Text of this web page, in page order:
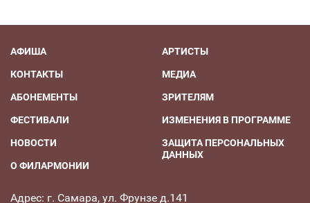
АФИША
КОНТАКТЫ
АБОНЕМЕНТЫ
ФЕСТИВАЛИ
НОВОСТИ
О ФИЛАРМОНИИ
АРТИСТЫ
МЕДИА
ЗРИТЕЛЯМ
ИЗМЕНЕНИЯ В ПРОГРАММЕ
ЗАЩИТА ПЕРСОНАЛЬНЫХ
ДАННЫХ
Адрес: г. Самара, ул. Фрунзе д.141